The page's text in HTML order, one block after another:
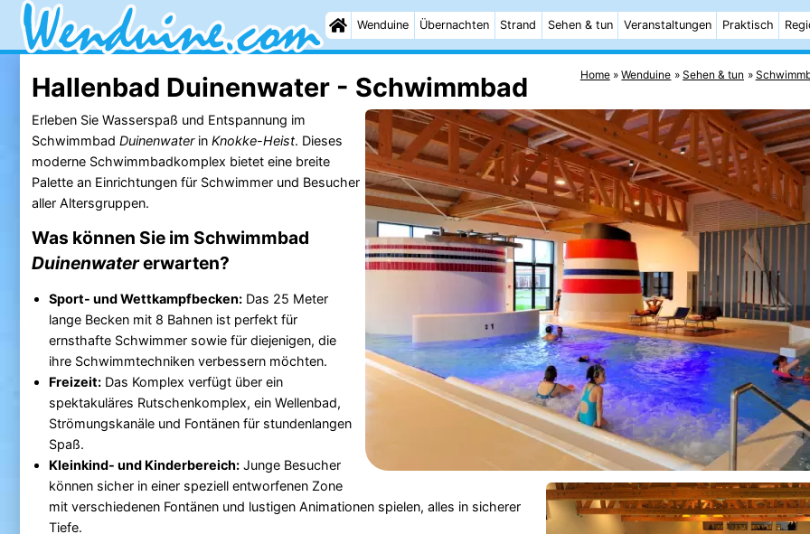
Wenduine Übernachten Strand Sehen & tun Veranstaltungen Praktisch
Home Wenduine Sehen & tun
Hallenbad Duinenwater - Schwimmbad
Erleben Sie Wasserspaß und Entspannung im
Schwimmbad Duinenwaterin Knokke-Heist. Dieses
moderne Schwimmbadkomplex bietet eine breite
Palette an Einrichtungen für Schwimmer und Besucher
aller Altersgruppen.
Was können Sie im Schwimmbad
Duinenwatererwarten?
Sport- und Wettkampfbecken:Das 25 Meter
lange Becken mit 8 Bahnen ist perfekt für
ernsthafte Schwimmer sowie für diejenigen, die
ihre Schwimmtechniken verbessern möchten.
Freizeit:Das Komplex verfügt über ein
spektakuläres Rutschenkomplex, ein Wellenbad,
Strömungskanäle und Fontänen für stundenlangen
Spaß.
Kleinkind- und Kinderbereich:Junge Besucher
können sicher in einer speziell entworfenen Zone
mit verschiedenen Fontänen und lustigen Animationen spielen, alles in sicherer
Tiefe.